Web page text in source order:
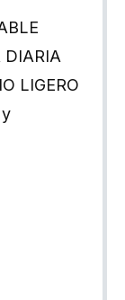
DIARIA
LIGERO